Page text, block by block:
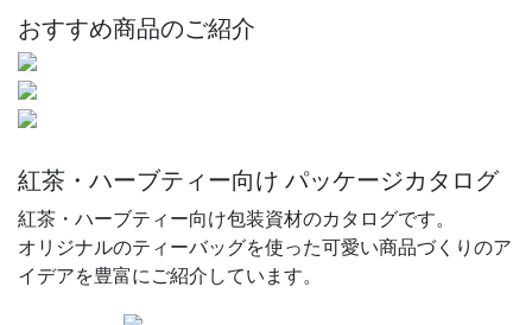
おすすめ商品のご紹介
紅茶・ハーブティー向け パッケージカタログ
紅茶・ハーブティー向け包装資材のカタログです。
オリジナルのティーバッグを使った可愛い商品づくりのア
イデアを豊富にご紹介しています。